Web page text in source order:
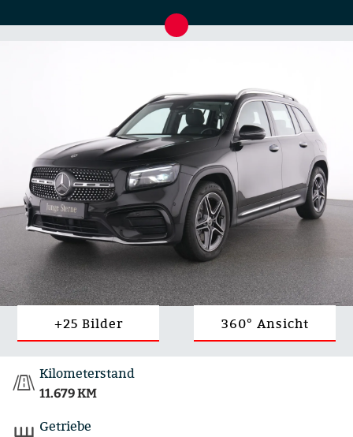
+25 Bilder 360° Ansicht
Kilometerstand
11.679 KM
Getriebe